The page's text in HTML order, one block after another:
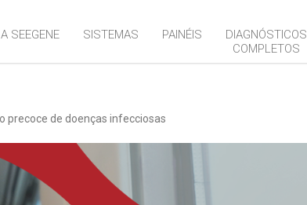
A SEEGENE SISTEMAS PAINÉIS
DIAGNÓSTICOS
COMPLETOS
precoce de doenças infecciosas